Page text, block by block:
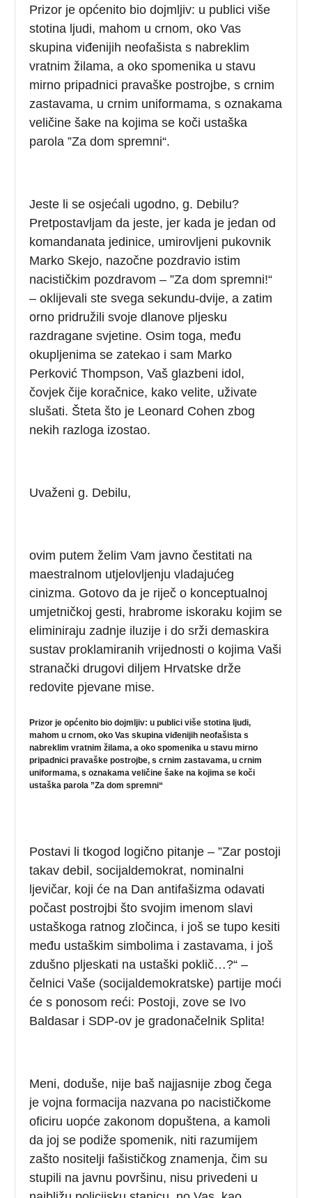
Prizor je općenito bio dojmljiv: u publici više
stotina ljudi, mahom u crnom, oko Vas
skupina viđenijih neofašista s nabreklim
vratnim žilama, a oko spomenika u stavu
mirno pripadnici pravaške postrojbe, s crnim
zastavama, u crnim uniformama, s oznakama
veličine šake na kojima se koči ustaška
parola ”Za dom spremni“.
Jeste li se osjećali ugodno, g. Debilu?
Pretpostavljam da jeste, jer kada je jedan od
komandanata jedinice, umirovljeni pukovnik
Marko Skejo, nazočne pozdravio istim
nacističkim pozdravom – ”Za dom spremni!“
– oklijevali ste svega sekundu-dvije, a zatim
orno pridružili svoje dlanove pljesku
razdragane svjetine. Osim toga, među
okupljenima se zatekao i sam Marko
Perković Thompson, Vaš glazbeni idol,
čovjek čije koračnice, kako velite, uživate
slušati. Šteta što je Leonard Cohen zbog
nekih razloga izostao.
Uvaženi g. Debilu,
ovim putem želim Vam javno čestitati na
maestralnom utjelovljenju vladajućeg
cinizma. Gotovo da je riječ o konceptualnoj
umjetničkoj gesti, hrabrome iskoraku kojim se
eliminiraju zadnje iluzije i do srži demaskira
sustav proklamiranih vrijednosti o kojima Vaši
stranački drugovi diljem Hrvatske drže
redovite pjevane mise.
Prizor je općenito bio dojmljiv: u publici više stotina ljudi,
mahom u crnom, oko Vas skupina viđenijih neofašista s
nabreklim vratnim žilama, a oko spomenika u stavu mirno
pripadnici pravaške postrojbe, s crnim zastavama, u crnim
uniformama, s oznakama veličine šake na kojima se koči
ustaška parola ”Za dom spremni“
Postavi li tkogod logično pitanje – ”Zar postoji
takav debil, socijaldemokrat, nominalni
ljevičar, koji će na Dan antifašizma odavati
počast postrojbi što svojim imenom slavi
ustaškoga ratnog zločinca, i još se tupo kesiti
među ustaškim simbolima i zastavama, i još
zdušno pljeskati na ustaški poklič…?“ –
čelnici Vaše (socijaldemokratske) partije moći
će s ponosom reći: Postoji, zove se Ivo
Baldasar i SDP-ov je gradonačelnik Splita!
Meni, doduše, nije baš najjasnije zbog čega
je vojna formacija nazvana po nacističkome
oficiru uopće zakonom dopuštena, a kamoli
da joj se podiže spomenik, niti razumijem
zašto nositelji fašističkog znamenja, čim su
stupili na javnu površinu, nisu privedeni u